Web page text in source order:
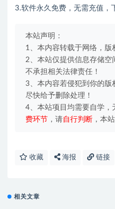
3.软件永久免费，无需充值，
本站声明：
1、本内容转载于网络，版
2、本站仅提供信息存储空
不承担相关法律责任！
3、本内容若侵犯到你的版
尽快给予删除处理！
4、本站项目均需要自学，
费环节 ，请自行判断 ，本
收藏 海报 链接
相关文章